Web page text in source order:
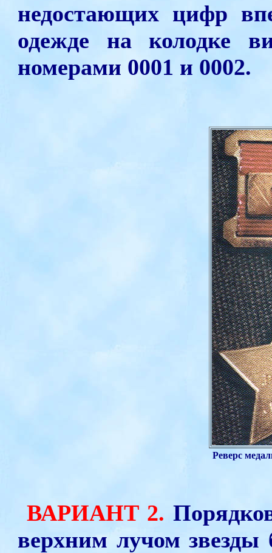
недостающих цифр
одежде на колодке
номерами 0001 и 0002.
Реверс
ВАРИАНТ 2.
верхним лучом